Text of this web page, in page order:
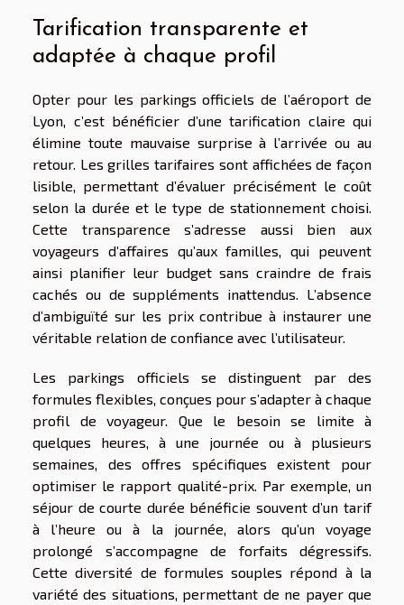
Tarification transparente et
adaptée à chaque profil
Opter pour les parkings officiels de l’aéroport de
Lyon, c’est bénéficier d’une tarification claire qui
élimine toute mauvaise surprise à l’arrivée ou au
retour. Les grilles tarifaires sont affichées de façon
lisible, permettant d’évaluer précisément le coût
selon la durée et le type de stationnement choisi.
Cette transparence s’adresse aussi bien aux
voyageurs d’affaires qu’aux familles, qui peuvent
ainsi planifier leur budget sans craindre de frais
cachés ou de suppléments inattendus. L’absence
d’ambiguïté sur les prix contribue à instaurer une
véritable relation de confiance avec l’utilisateur.
Les parkings officiels se distinguent par des
formules flexibles, conçues pour s’adapter à chaque
profil de voyageur. Que le besoin se limite à
quelques heures, à une journée ou à plusieurs
semaines, des offres spécifiques existent pour
optimiser le rapport qualité-prix. Par exemple, un
séjour de courte durée bénéficie souvent d’un tarif
à l’heure ou à la journée, alors qu’un voyage
prolongé s’accompagne de forfaits dégressifs.
Cette diversité de formules souples répond à la
variété des situations, permettant de ne payer que